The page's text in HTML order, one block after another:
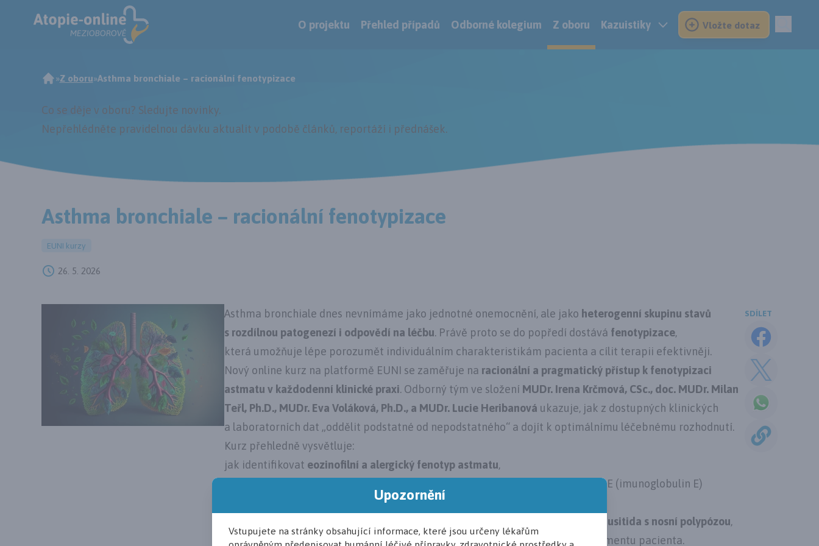
O projektu Přehled případů Odborné kolegium Z oboru Kazuistiky Vložte dotaz
»Z oboru»Asthma bronchiale – racionální fenotypizace
Co se děje v oboru? Sledujte novinky.
Nepřehlédněte pravidelnou dávku aktualit v podobě článků, reportáží i přednášek.
Asthma bronchiale – racionální fenotypizace
EUNI kurzy
26. 5. 2026
Asthma bronchiale dnes nevnímáme jako jednotné onemocnění, ale jako heterogenní skupinu stavů
s rozdílnou patogenezí i odpovědí na léčbu. Právě proto se do popředí dostává fenotypizace,
která umožňuje lépe porozumět individuálním charakteristikám pacienta a cílit terapii efektivněji.
Nový online kurz na platformě EUNI se zaměřuje na racionální a pragmatický přístup k fenotypizaci
astmatu v každodenní klinické praxi. Odborný tým ve složení MUDr. Irena Krčmová, CSc., doc. MUDr. Milan
Teřl, Ph.D., MUDr. Eva Voláková, Ph.D., a MUDr. Lucie Heribanová ukazuje, jak z dostupných klinických
a laboratorních dat „oddělit podstatné od nepodstatného“ a dojít k optimálnímu léčebnému rozhodnutí.
Kurz přehledně vysvětluje:
jak identifikovat eozinofilní a alergický fenotyp astmatu,
‑ eozinofily, FeNO (frakčně exhalovaný oxid dusnatý) a IgE (imunoglobulin E)
chronická rinosinusitida s nosní polypózou,
jak fenotypizace ovlivňujevolbu biologické léčbyi celkovou strategii managementu pacienta.
SDÍLET
Upozornění
Vstupujete na stránky obsahující informace, které jsou určeny lékařům